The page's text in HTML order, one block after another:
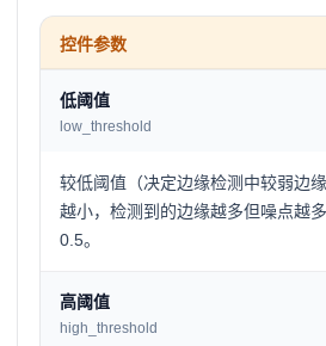
控件参数
低阈值
low_threshold
较低阈值（决定边缘检测中较弱边
越小，检测到的边缘越多但噪点越
0.5。
高阈值
high_threshold